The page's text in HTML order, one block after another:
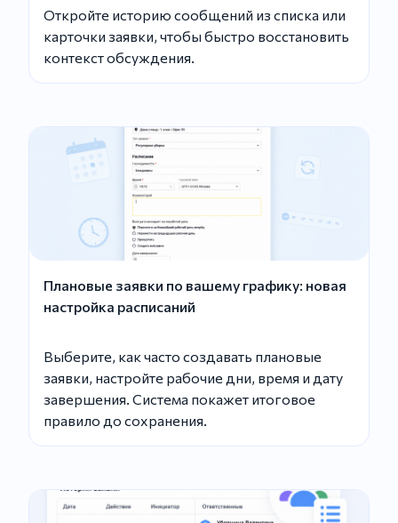
Откройте историю сообщений из списка или
карточки заявки, чтобы быстро восстановить
контекст обсуждения.
Плановые заявки по вашему графику: новая
настройка расписаний
Выберите, как часто создавать плановые
заявки, настройте рабочие дни, время и дату
завершения. Система покажет итоговое
правило до сохранения.